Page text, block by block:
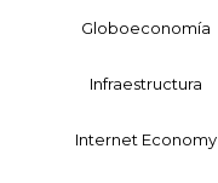
Globoeconomía
Infraestructura
Internet Economy